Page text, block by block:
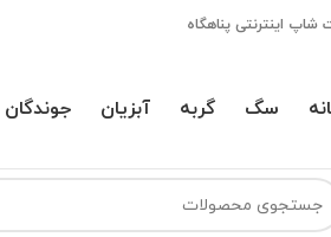
شاپ اینترنتی پناهگاه
سگ گربه آبزیان جوندگان